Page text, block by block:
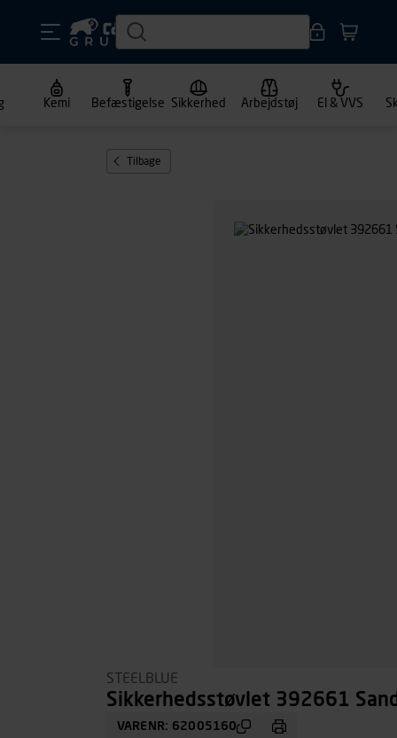
Kemi Befæstigelse Sikkerhed Arbejdstøj El & VVS
Tilbage
STEELBLUE
Sikkerhedsstøvlet 392661
VARENR: 62005160